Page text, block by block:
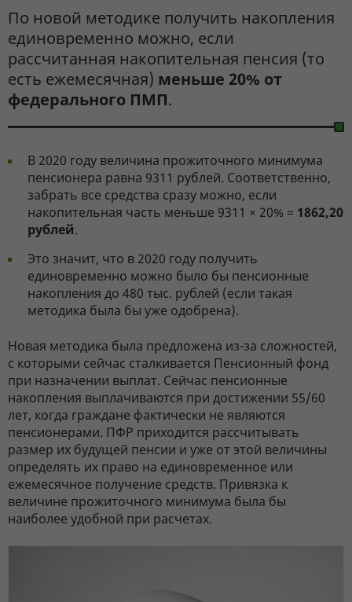
По новой методике получить накопления
единовременно можно, если
рассчитанная накопительная пенсия (то
есть ежемесячная) меньше 20% от
федерального ПМП.
В 2020 году величина прожиточного минимума
пенсионера равна 9311 рублей. Соответственно,
забрать все средства сразу можно, если
накопительная часть меньше 9311 × 20% = 1862,20
рублей.
Это значит, что в 2020 году получить
единовременно можно было бы пенсионные
накопления до 480 тыс. рублей (если такая
методика была бы уже одобрена).
Новая методика была предложена из-за сложностей,
с которыми сейчас сталкивается Пенсионный фонд
при назначении выплат. Сейчас пенсионные
накопления выплачиваются при достижении 55/60
лет, когда граждане фактически не являются
пенсионерами. ПФР приходится рассчитывать
размер их будущей пенсии и уже от этой величины
определять их право на единовременное или
ежемесячное получение средств. Привязка к
величине прожиточного минимума была бы
наиболее удобной при расчетах.